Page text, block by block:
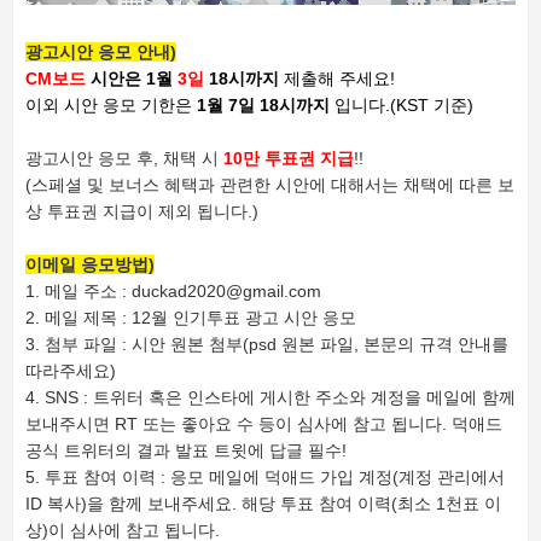
광고시안 응모 안내)
CM보드 시안은 1월 3일 18시까지 제출해 주세요!
이외 시안 응모 기한은 1월 7일 18시까지 입니다. (KST 기준)
광고시안 응모 후, 채택 시 10만 투표권 지급!!
(스페셜 및 보너스 혜택과 관련한 시안에 대해서는 채택에 따른 보
상 투표권 지급이 제외 됩니다.)
이메일 응모방법)
1. 메일 주소 : duckad2020@gmail.com
2. 메일 제목 : 12월 인기투표 광고 시안 응모
3. 첨부 파일 : 시안 원본 첨부(psd 원본 파일, 본문의 규격 안내를
따라주세요)
4. SNS : 트위터 혹은 인스타에 게시한 주소와 계정을 메일에 함께
보내주시면 RT 또는 좋아요 수 등이 심사에 참고 됩니다. 덕애드
공식 트위터의 결과 발표 트윗에 답글 필수!
5. 투표 참여 이력 : 응모 메일에 덕애드 가입 계정(계정 관리에서
ID 복사)을 함께 보내주세요. 해당 투표 참여 이력(최소 1천표 이
상)이 심사에 참고 됩니다.